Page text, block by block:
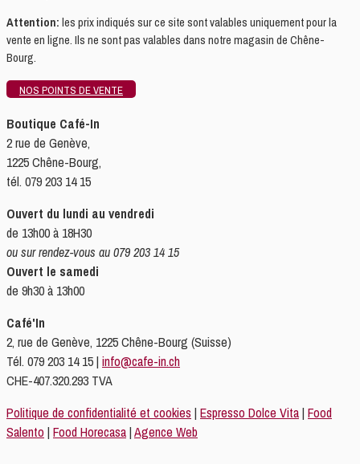
Attention: les prix indiqués sur ce site sont valables uniquement pour la
vente en ligne. Ils ne sont pas valables dans notre magasin de Chêne-
Bourg.
NOS POINTS DE VENTE
Boutique Café-In
2 rue de Genève,
1225 Chêne-Bourg,
tél. 079 203 14 15
Ouvert du lundi au vendredi
de 13h00 à 18H30
ou sur rendez-vous au 079 203 14 15
Ouvert le samedi
de 9h30 à 13h00
Café'In
2, rue de Genève, 1225 Chêne-Bourg (Suisse)
Tél. 079 203 14 15 | info@cafe-in.ch
CHE-407.320.293 TVA
Politique de confidentialité et cookies | Espresso Dolce Vita| Food
Salento | Food Horecasa|Agence Web